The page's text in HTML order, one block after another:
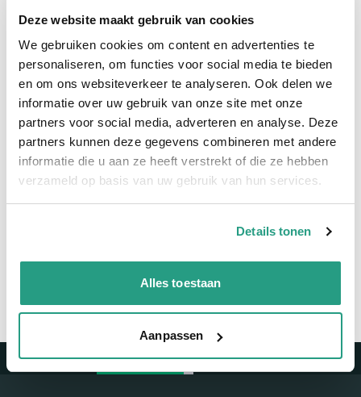
Deze website maakt gebruik van cookies
We gebruiken cookies om content en advertenties te
personaliseren, om functies voor social media te bieden
en om ons websiteverkeer te analyseren. Ook delen we
informatie over uw gebruik van onze site met onze
partners voor social media, adverteren en analyse. Deze
partners kunnen deze gegevens combineren met andere
informatie die u aan ze heeft verstrekt of die ze hebben
verzameld op basis van uw gebruik van hun services.
Details tonen
Alles toestaan
Aanpassen
Snel naar
Meer informatie
Meer informatie
Maatvoering koppeling
Materiaal Polypropyleen
Vragen? Neem dan nu contact op
We zijn beschikbaar van ma t/m vr van 08:00 tot 17:00 uur.
Neem contact met ons op